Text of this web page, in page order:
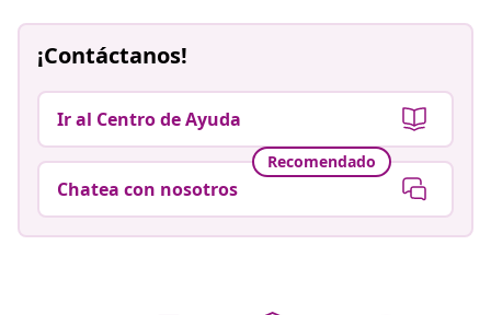
¡Contáctanos!
Ir al Centro de Ayuda
Recomendado
Chatea con nosotros